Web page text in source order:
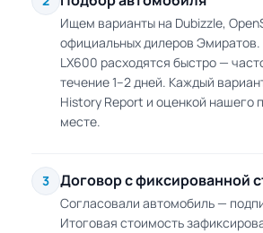
Ищем варианты на Dubizzle,
официальных дилеров Эмиратов.
LX600 расходятся быстро —
течение 1–2 дней. Каждый
History Report и оценкой нашего
месте.
3 Договор с фиксированной
Согласовали автомобиль —
Итоговая стоимость